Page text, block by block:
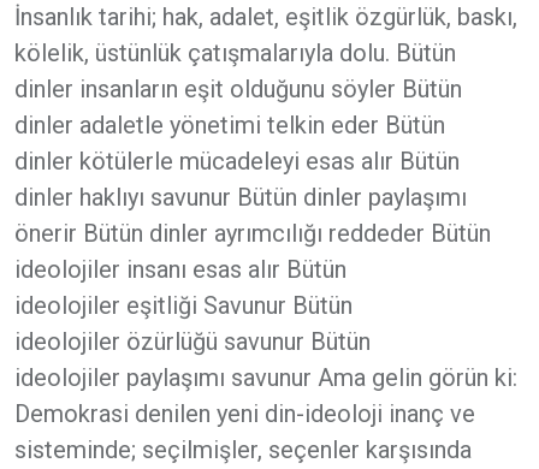
İnsanlık tarihi; hak, adalet, eşitlik özgürlük, baskı,
kölelik, üstünlük çatışmalarıyla dolu. Bütün
dinler insanların eşit olduğunu söyler Bütün
dinler adaletle yönetimi telkin eder Bütün
dinler kötülerle mücadeleyi esas alır Bütün
dinler haklıyı savunur Bütün dinler paylaşımı
önerir Bütün dinler ayrımcılığı reddeder Bütün
ideolojiler insanı esas alır Bütün
ideolojiler eşitliği Savunur Bütün
ideolojiler özürlüğü savunur Bütün
ideolojiler paylaşımı savunur Ama gelin görün ki:
Demokrasi denilen yeni din-ideoloji inanç ve
sisteminde; seçilmişler, seçenler karşısında